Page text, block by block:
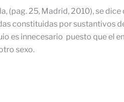
(pag. 25, Madrid, 2010), se dice
constituidas por sustantivos
es innecesario puesto que el
sexo.